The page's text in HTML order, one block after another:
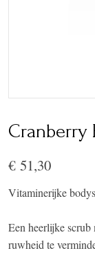
Cranberry
€ 51,30
Vitaminerijke
Een heerlijke
ruwheid te